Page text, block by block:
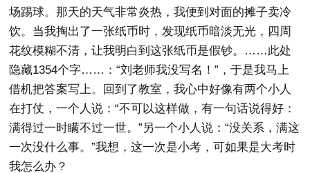
场踢球。那天的天气非常炎热，我便到对面的摊子卖冷
饮。当我掏出了一张纸币时，发现纸币暗淡无光，四周
花纹模糊不清，让我明白到这张纸币是假钞。 ……此处
隐藏1354个字……：“刘老师我没写名！”，于是我马上
借机把答案写上。回到了教室，我心中好像有两个小人
在打仗，一个人说：“不可以这样做，有一句话说得好：
满得过一时瞒不过一世。”另一个小人说：“没关系，满这
一次没什么事。”我想，这一次是小考，可如果是大考时
我怎么办？